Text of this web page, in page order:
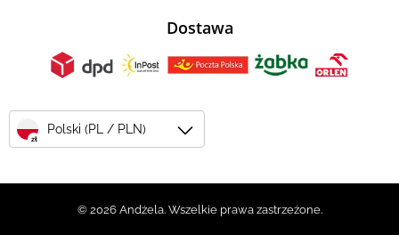
Dostawa
zł
Polski (PL / PLN)
© 2026 Andżela. Wszelkie prawa zastrzeżone.